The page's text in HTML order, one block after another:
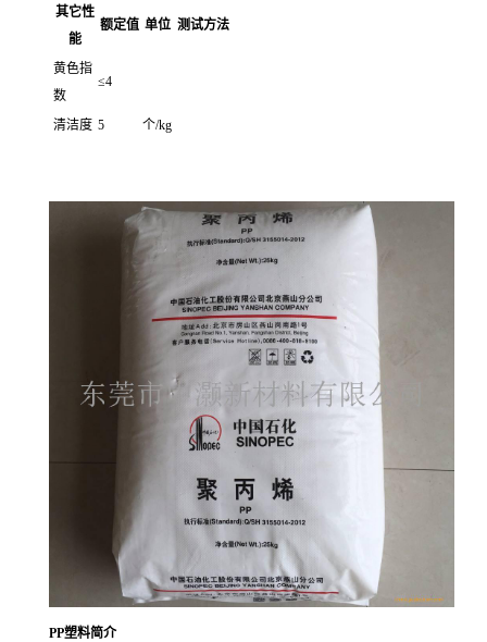
其它性
能
额定值 单位 测试方法
黄色指
数
≤4
清洁度 5 个/kg
PP塑料简介